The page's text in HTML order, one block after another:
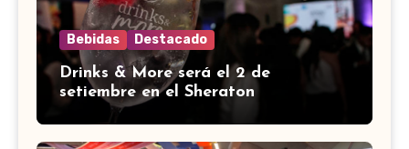
Bebidas Destacado
Drinks & More será el 2 de
setiembre en el Sheraton